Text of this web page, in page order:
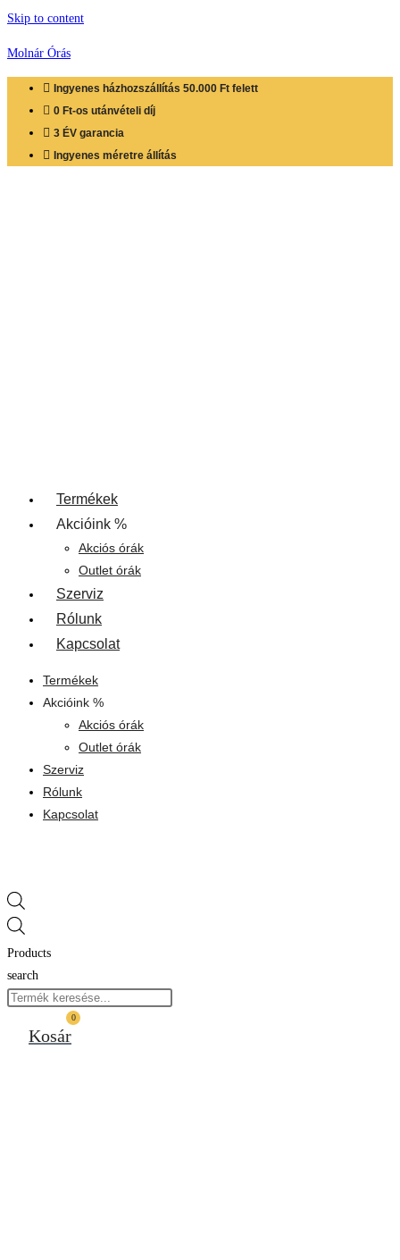
Skip to content
Molnár Órás
Ingyenes házhozszállítás 50.000 Ft felett
0 Ft-os utánvételi díj
3 ÉV garancia
Ingyenes méretre állítás
Termékek
Akcióink %
Akciós órák
Outlet órák
Szerviz
Rólunk
Kapcsolat
Termékek
Akcióink %
Akciós órák
Outlet órák
Szerviz
Rólunk
Kapcsolat
Products
search
0
Kosár